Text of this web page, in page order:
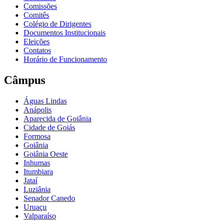
Comissões
Comitês
Colégio de Dirigentes
Documentos Institucionais
Eleições
Contatos
Horário de Funcionamento
Câmpus
Águas Lindas
Anápolis
Aparecida de Goiânia
Cidade de Goiás
Formosa
Goiânia
Goiânia Oeste
Inhumas
Itumbiara
Jataí
Luziânia
Senador Canedo
Uruaçu
Valparaíso